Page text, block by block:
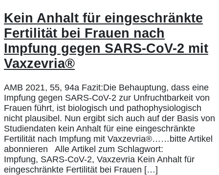
Kein Anhalt für eingeschränkte
Fertilität bei Frauen nach
Impfung gegen SARS-CoV-2 mit
Vaxzevria®
AMB 2021, 55, 94a Fazit:Die Behauptung, dass eine
Impfung gegen SARS-CoV-2 zur Unfruchtbarkeit von
Frauen führt, ist biologisch und pathophysiologisch
nicht plausibel. Nun ergibt sich auch auf der Basis von
Studiendaten kein Anhalt für eine eingeschränkte
Fertilität nach Impfung mit Vaxzevria®……bitte Artikel
abonnieren Alle Artikel zum Schlagwort:
Impfung, SARS-CoV-2, Vaxzevria Kein Anhalt für
eingeschränkte Fertilität bei Frauen […]